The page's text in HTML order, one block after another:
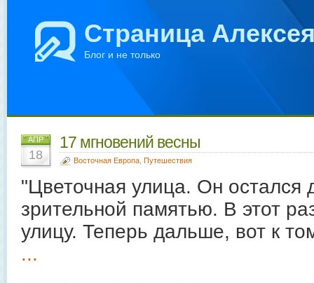
Страница
Блог и не только
АПР
18
17 мгновений весны
Восточная Европа Путешествия
"Цветочная улица. Он остался
зрительной памятью. В этот
улицу. Теперь дальше, вот к
...